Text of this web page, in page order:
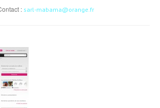
: sarl-mabama@orange.fr